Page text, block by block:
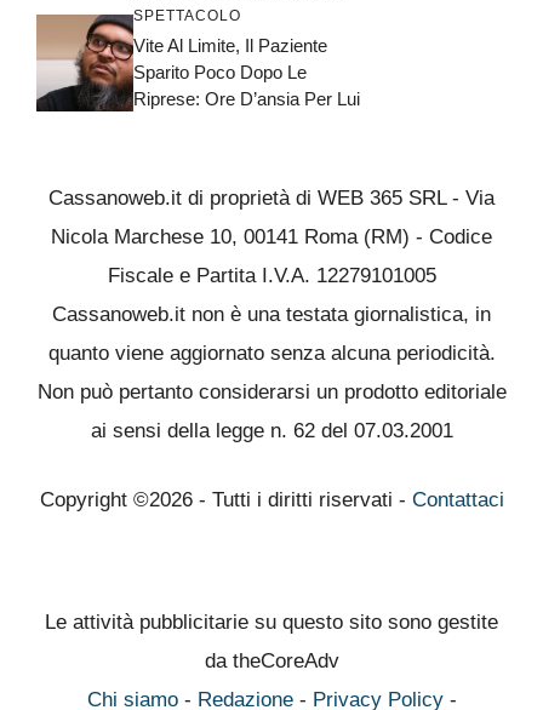
SPETTACOLO
Vite Al Limite, Il Paziente
Sparito Poco Dopo Le
Riprese: Ore D’ansia Per Lui
Cassanoweb.it di proprietà di WEB 365 SRL - Via
Nicola Marchese 10, 00141 Roma (RM) - Codice
Fiscale e Partita I.V.A. 12279101005
Cassanoweb.it non è una testata giornalistica, in
quanto viene aggiornato senza alcuna periodicità.
Non può pertanto considerarsi un prodotto editoriale
ai sensi della legge n. 62 del 07.03.2001
Copyright ©2026 - Tutti i diritti riservati - Contattaci
Le attività pubblicitarie su questo sito sono gestite
da theCoreAdv
Chi siamo- Redazione- Privacy Policy-